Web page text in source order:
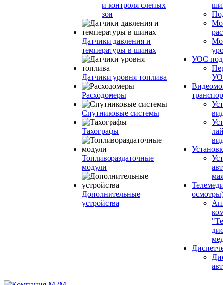
и контроля слепых
зон
Датчики давления и
температуры в шинах
Датчики уровня топлива
Расходомеры
Спутниковые системы
Тахографы
Топливораздаточные
модули
Дополнительные
устройства
УОС
осмотры)